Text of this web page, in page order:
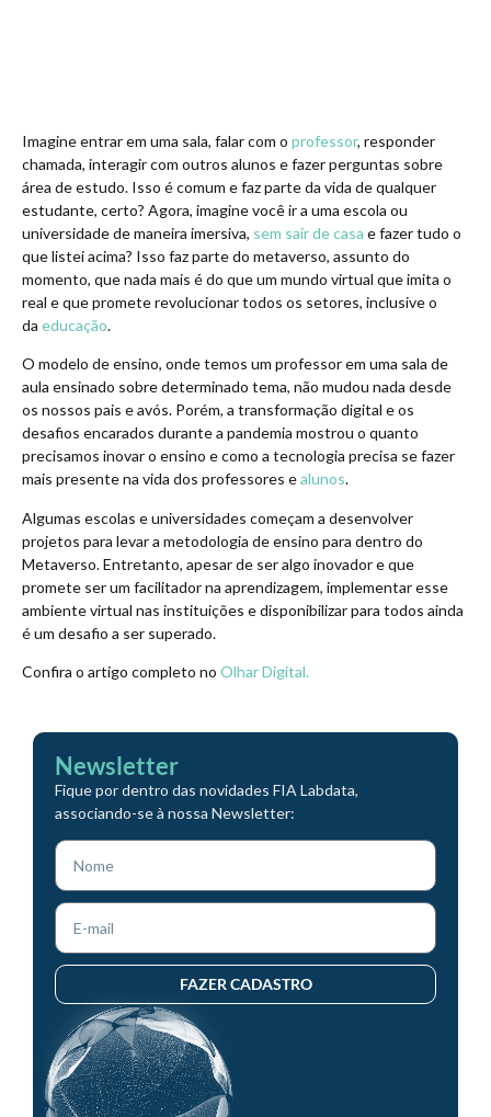
Imagine entrar em uma sala, falar com o professor, responder
chamada, interagir com outros alunos e fazer perguntas sobre
área de estudo. Isso é comum e faz parte da vida de qualquer
estudante, certo? Agora, imagine você ir a uma escola ou
universidade de maneira imersiva, sem sair de casa e fazer tudo o
que listei acima? Isso faz parte do metaverso, assunto do
momento, que nada mais é do que um mundo virtual que imita o
real e que promete revolucionar todos os setores, inclusive o
da educação.
O modelo de ensino, onde temos um professor em uma sala de
aula ensinado sobre determinado tema, não mudou nada desde
os nossos pais e avós. Porém, a transformação digital e os
desafios encarados durante a pandemia mostrou o quanto
precisamos inovar o ensino e como a tecnologia precisa se fazer
mais presente na vida dos professores ealunos.
Algumas escolas e universidades começam a desenvolver
projetos para levar a metodologia de ensino para dentro do
Metaverso. Entretanto, apesar de ser algo inovador e que
promete ser um facilitador na aprendizagem, implementar esse
ambiente virtual nas instituições e disponibilizar para todos ainda
é um desafio a ser superado.
Confira o artigo completo no Olhar Digital.
Newsletter
Fique por dentro das novidades FIA Labdata,
associando-se à nossa Newsletter:
FAZER CADASTRO